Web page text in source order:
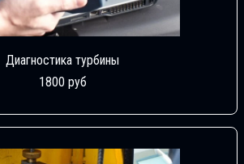
Диагностика турбины
1800 руб